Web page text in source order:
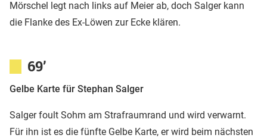
Mörschel legt nach links auf Meier ab, doch Salger kann
die Flanke des Ex-Löwen zur Ecke klären.
69’
Gelbe Karte für Stephan Salger
Salger foult Sohm am Strafraumrand und wird verwarnt.
Für ihn ist es die fünfte Gelbe Karte, er wird beim nächsten